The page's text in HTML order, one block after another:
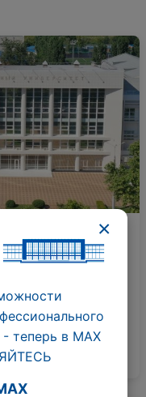
программам
Российской
спектр…
×
- теперь в МАХ